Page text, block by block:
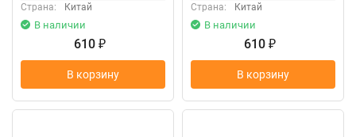
Страна:
Китай
В наличии
610 ₽
В корзину
Страна:
Китай
В наличии
610 ₽
В корзину